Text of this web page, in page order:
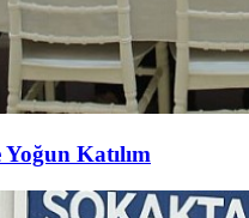
Katılım